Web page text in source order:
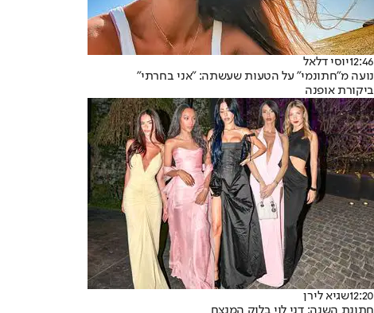
12:46יוסי דלאל
נועה מ"חתונמי" על הטעות שעשתה: "אני בחרתי"
ביקורת אופנה
12:20שגיא לירן